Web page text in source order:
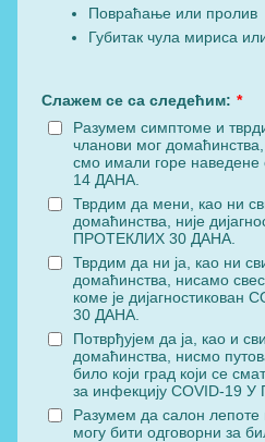
Повраћање или пролив
Губитак чула мириса
Слажем се са следећим: *
Разумем симптоме и
чланови мог
смо имали горе
14 ДАНА.
Тврдим да мени, као ни
домаћинства, није
ПРОТЕКЛИХ 30 ДАНА.
Тврдим да ни ја, као ни
домаћинства, нисамо
коме је
30 ДАНА.
Потврђујем да ја, као и
домаћинства, нисмо
било који град који се
за инфекцију COVID-19
Разумем да салон лепоте
могу бити одговорни за